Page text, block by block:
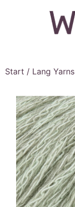
Start / Lang Yarns